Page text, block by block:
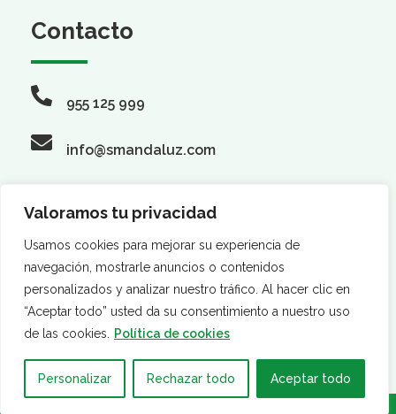
Valoramos tu privacidad
Usamos cookies para mejorar su experiencia de
navegación, mostrarle anuncios o contenidos
personalizados y analizar nuestro tráfico. Al hacer clic en
“Aceptar todo” usted da su consentimiento a nuestro uso
de las cookies.
Política de cookies
Personalizar Rechazar todo Aceptar todo
Contacto
955 125 999
info@smandaluz.com
Síguenos